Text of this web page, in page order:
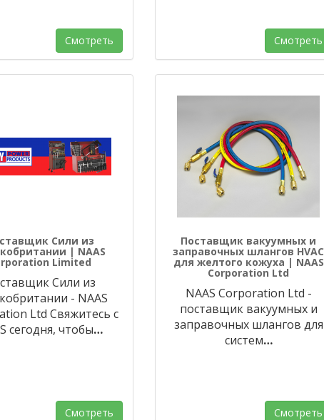
Смотреть Смотреть
Сили из
| NAAS
Limited
Сили из
- NAAS
Ltd Свяжитесь с
сегодня, чтобы…
Смотреть
Поставщик вакуумных и
заправочных шлангов HVAC
для желтого кожуха | NAAS
Corporation Ltd
NAAS Corporation Ltd -
поставщик вакуумных и
заправочных шлангов для
систем…
Смотреть